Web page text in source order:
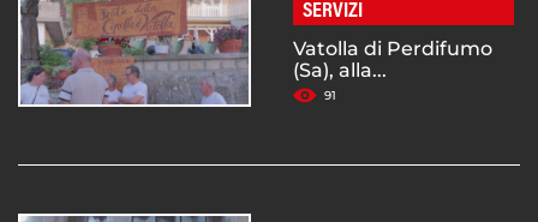
SERVIZI
Vatolla di Perdifumo
(Sa), alla...
91